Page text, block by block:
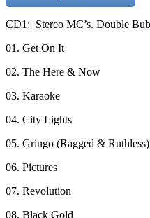
CD1: Stereo MC’s. Double
01. Get On It
02. The Here & Now
03. Karaoke
04. City Lights
05. Gringo (Ragged & Ruthless)
06. Pictures
07. Revolution
08. Black Gold